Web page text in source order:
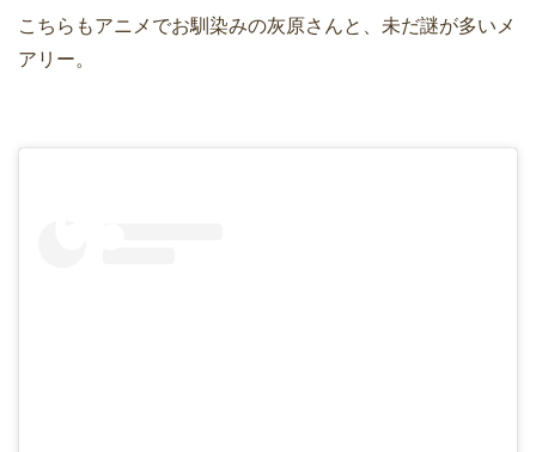
こちらもアニメでお馴染みの灰原さんと、未だ謎が多いメ
アリー。